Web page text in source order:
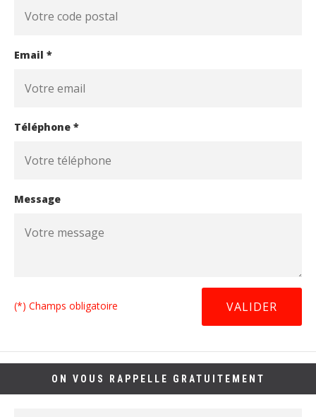
Email *
Téléphone *
Message
(*) Champs obligatoire
ON VOUS RAPPELLE GRATUITEMENT